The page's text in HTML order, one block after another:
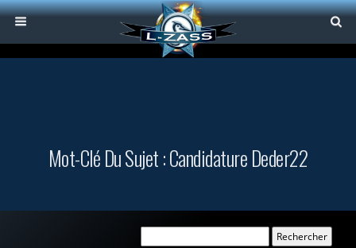
Mot-Clé Du Sujet : Candidature Deder22